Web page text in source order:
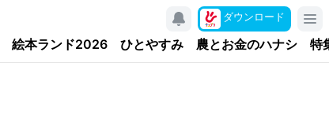
ダウンロード
絵本ランド2026 ひとやすみ 農とお金のハナシ 特